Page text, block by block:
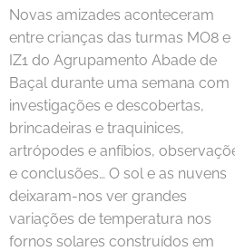
Novas amizades aconteceram
entre crianças das turmas MO8 e
IZ1 do Agrupamento Abade de
Baçal durante uma semana com
investigações e descobertas,
brincadeiras e traquinices,
artrópodes e anfíbios,
e conclusões… O sol e as nuvens
deixaram-nos ver grandes
variações de temperatura nos
fornos solares construídos em